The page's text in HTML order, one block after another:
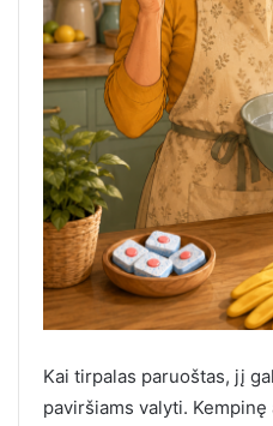
Kai tirpalas paruoštas, jį
paviršiams valyti.